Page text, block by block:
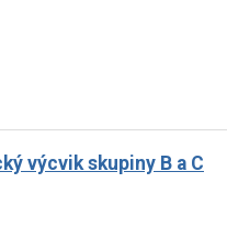
výcvik skupiny B a C